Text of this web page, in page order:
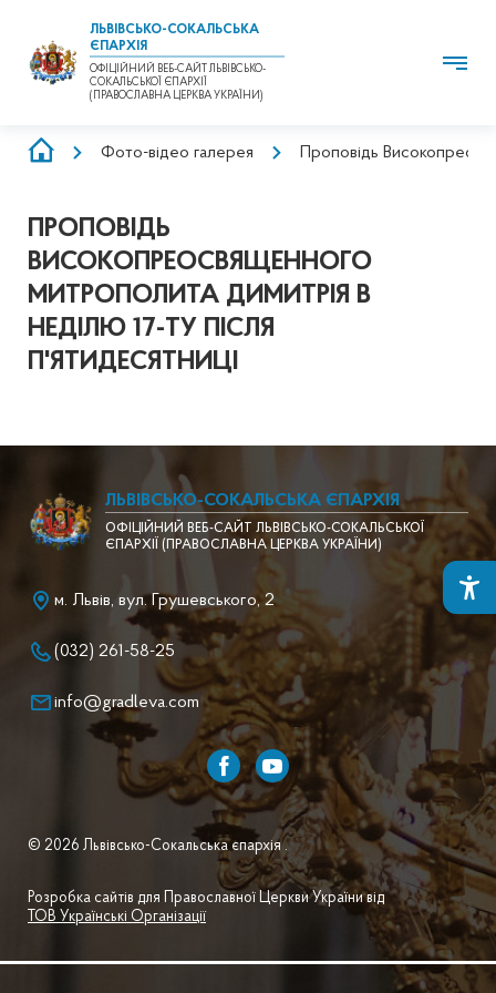
ЛЬВІВСЬКО-СОКАЛЬСЬКА
ЄПАРХІЯ
ОФІЦІЙНИЙ ВЕБ-САЙТ ЛЬВІВСЬКО-
СОКАЛЬСЬКОЇ ЄПАРХІЇ
(ПРАВОСЛАВНА ЦЕРКВА УКРАЇНИ)
РЯДОКФото-відео галерея Проповідь
ПРОПОВІДЬ
ВИСОКОПРЕОСВЯЩЕННОГО
МИТРОПОЛИТА ДИМИТРІЯ В
НЕДІЛЮ 17-ТУ ПІСЛЯ
П'ЯТИДЕСЯТНИЦІ
ЛЬВІВСЬКО-СОКАЛЬСЬКА ЄПАРХІЯ
ОФІЦІЙНИЙ ВЕБ-САЙТ ЛЬВІВСЬКО-СОКАЛЬСЬКОЇ
ЄПАРХІЇ (ПРАВОСЛАВНА ЦЕРКВА УКРАЇНИ)
м. Львів, вул. Грушевського, 2
(032) 261-58-25
info@gradleva.com
© 2026 Львівсько-Сокальська єпархія .
Розробка сайтів для Православної Церкви України від
ТОВ Українські Організації